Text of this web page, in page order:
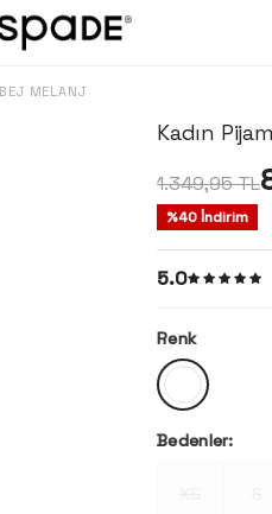
MELANJ
Kadın
1.349,95TL
%40 İndirim
5.0
Renk
Bedenler: